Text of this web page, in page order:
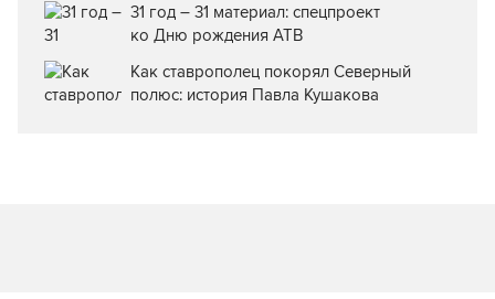
31 год – 31 материал: спецпроект
ко Дню рождения АТВ
Как ставрополец покорял Северный
полюс: история Павла Кушакова